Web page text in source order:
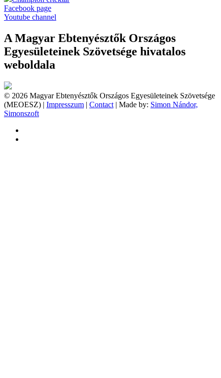
Facebook page
Youtube channel
A Magyar Ebtenyésztők Országos
Egyesületeinek Szövetsége hivatalos
weboldala
© 2026 Magyar Ebtenyésztők Országos Egyesületeinek Szövetsége
(MEOESZ) | Impresszum | Contact | Made by: Simon Nándor,
Simonszoft